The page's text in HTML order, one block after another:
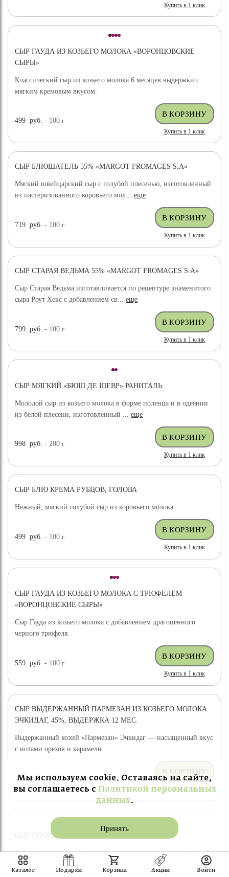
Купить в 1 клик
СЫР ГАУДА ИЗ КОЗЬЕГО МОЛОКА «ВОРОНЦОВСКИЕ
СЫРЫ»
Классический сыр из козьего молока 6 месяцев выдержки с
мягким кремовым вкусом.
499 руб. - 100г
Купить в 1 клик
СЫР БЛЮШАТЕЛЬ 55% «MARGOT FROMAGES S.A»
Мягкий швейцарский сыр с голубой плесенью, изготовленный
из пастеризованного коровьего мол...еще
719 руб. - 100г
Купить в 1 клик
СЫР СТАРАЯ ВЕДЬМА 55% «MARGOT FROMAGES S.A»
Сыр Старая Ведьма изготавливается по рецептуре знаменитого
сыра Роут Хекс с добавлением св...еще
799 руб. - 100г
Купить в 1 клик
СЫР МЯГКИЙ «БЮШ ДЕ ШЕВР» РАНИТАЛЬ
Молодой сыр из козьего молока в форме поленца и в одеянии
из белой плесени, изготовленный ...еще
998 руб. - 200г
Купить в 1 клик
СЫР БЛЮ КРЕМА РУБЦОВ, ГОЛОВА
Нежный, мягкий голубой сыр из коровьего молока.
499 руб. - 100г
Купить в 1 клик
СЫР ГАУДА ИЗ КОЗЬЕГО МОЛОКА С ТРЮФЕЛЕМ
«ВОРОНЦОВСКИЕ СЫРЫ»
Сыр Гауда из козьего молока с добавлением драгоценного
черного трюфеля.
559 руб. - 100г
Купить в 1 клик
СЫР ВЫДЕРЖАННЫЙ ПАРМЕЗАН ИЗ КОЗЬЕГО МОЛОКА
ЭЧКИДАГ, 45%, ВЫДЕРЖКА 12 МЕС.
Выдержанный козий «Пармезан» Эчкидаг — насыщенный вкус
с нотами орехов и карамели.
459 руб.- 100г
Купить в 1 клик
СЫР ГРЮЙЕР ПАТРИС НОРМАН
Твёрдый сыр по швейцарской технологии — лауреат «Лучший
сыр России 2021».
Мы используем cookie. Оставаясь на сайте,
вы соглашаетесь с Политикой персональных
данных.
Принять
Каталог Подарки Корзина Акции Войти